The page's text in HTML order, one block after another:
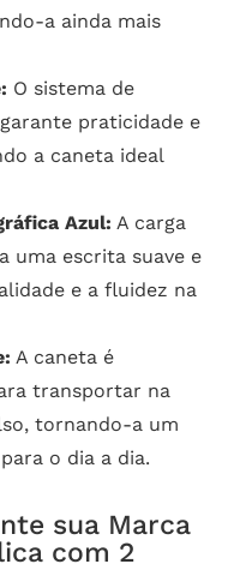
a ainda mais
O sistema de
praticidade e
a caneta ideal
Azul: A carga
uma escrita suave e
e a fluidez na
A caneta é
transportar na
tornando-a um
o dia a dia.
sua Marca
com 2